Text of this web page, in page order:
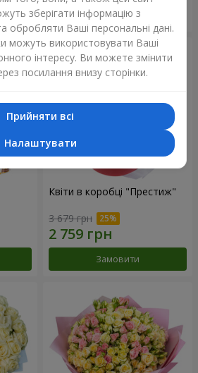
Замовити
Квіти в коробці "Престиж"
3 679 грн
Замовити
зберігати інформацію з
обробляти Ваші персональні дані.
можуть використовувати Ваші
інтересу. Ви можете змінити
посилання внизу сторінки.
Прийняти всі
Налаштувати